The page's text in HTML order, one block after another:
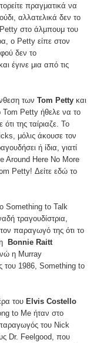
πραγματικά να
αλλατελικά δεν το
στο άλμπουμ του
ο Petty είπε στον
δεν το
έγινε μια από τις
των Tom Petty και
Petty ήθελε να το
της ταίριαζε. Το
μόλις άκουσε τον
ή ίδια, γιατί
Around Here No More
Petty! Δείτε εδώ το
Something to Talk
τραγουδίστρια,
παραγωγό της ότι το
Bonnie Raitt
η Murray
του 1986, Something to
του Elvis Costello
to Me ήταν στο
του Nick
Dr. Feelgood, που